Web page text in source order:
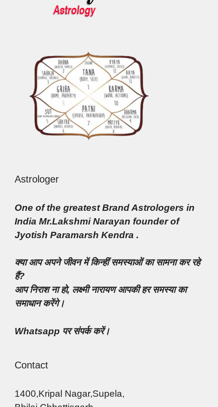
Astrologer
One of the greatest Brand Astrologers in
India Mr.Lakshmi Narayan founder of
Jyotish Paramarsh Kendra .
क्या आप अपने जीवन में किन्हीं समस्याओं का सामना कर रहे
हैं?
आप निराश ना हो, लक्ष्मी नारायण आपकी हर समस्या का
समाधान करेंगे।
Whatsapp पर संपर्क करें।
Contact
1400,Kripal Nagar,Supela,